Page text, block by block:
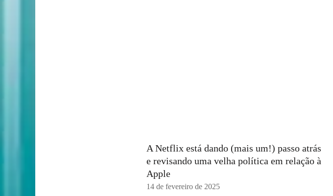
A Netflix está dando (mais um!) passo atrás
e revisando uma velha política em relação à
Apple
14 de fevereiro de 2025